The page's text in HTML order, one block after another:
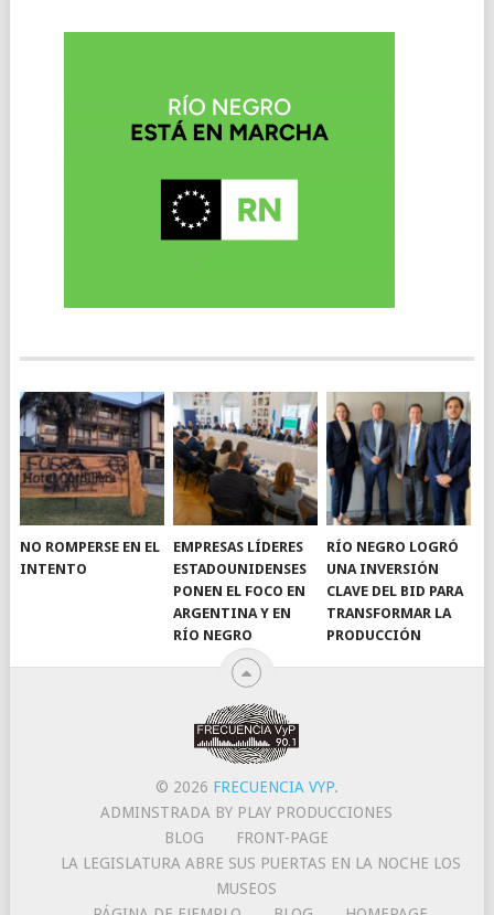
NO ROMPERSE EN EL
INTENTO
EMPRESAS LÍDERES
ESTADOUNIDENSES
PONEN EL FOCO EN
ARGENTINA Y EN
RÍO NEGRO
RÍO NEGRO LOGRÓ
UNA INVERSIÓN
CLAVE DEL BID PARA
TRANSFORMAR LA
PRODUCCIÓN
© 2026 FRECUENCIA VYP.
ADMINSTRADA BY PLAY PRODUCCIONES
BLOG
FRONT-PAGE
LA LEGISLATURA ABRE SUS PUERTAS EN LA NOCHE LOS
MUSEOS